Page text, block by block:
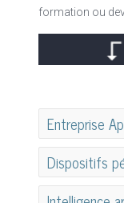
formation ou
Entreprise
Peter Senge,
sorte que
Dispositifs
Pour y voir